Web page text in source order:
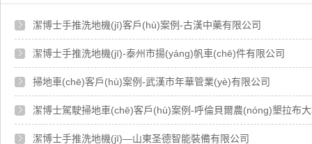
潔博士手推洗地機(jī)客戶(hù)案例-古漢中藥有限公司
潔博士手推洗地機(jī)-泰州市揚(yáng)帆車(chē)件有限公司
掃地車(chē)客戶(hù)案例-武漢市年華管業(yè)有限公司
潔博士駕駛掃地車(chē)客戶(hù)案例-呼倫貝爾農(nóng)墾拉布
潔博士手推洗地機(jī)—山東圣德智能裝備有限公司